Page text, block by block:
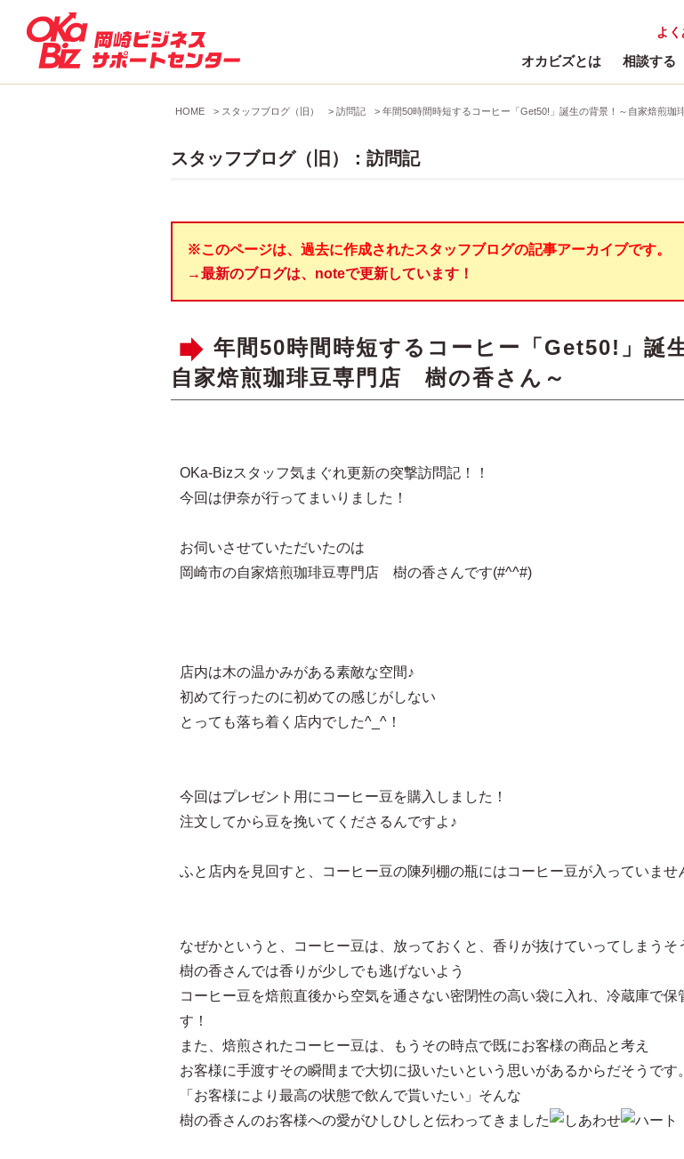
よ
オカビズとは 相談する
HOME > スタッフブログ（旧） > 訪問記 > 年間50時間時短するコーヒー「Get50!」誕生の背景！～自家焙煎
スタッフブログ（旧）：訪問記
※このページは、過去に作成されたスタッフブログの記事アーカイブです。
→最新のブログは、noteで更新しています！
年間50時間時短するコーヒー「Get50!」誕
自家焙煎珈琲豆専門店 樹の香さん～
OKa-Bizスタッフ気まぐれ更新の突撃訪問記！！
今回は伊奈が行ってまいりました！
お伺いさせていただいたのは
岡崎市の自家焙煎珈琲豆専門店 樹の香さんです(#^^#)
店内は木の温かみがある素敵な空間♪
初めて行ったのに初めての感じがしない
とっても落ち着く店内でした^_^！
今回はプレゼント用にコーヒー豆を購入しました！
注文してから豆を挽いてくださるんですよ♪
ふと店内を見回すと、コーヒー豆の陳列棚の瓶にはコーヒー豆が入っていませ
なぜかというと、コーヒー豆は、放っておくと、香りが抜けていってしまうそ
樹の香さんでは香りが少しでも逃げないよう
コーヒー豆を焙煎直後から空気を通さない密閉性の高い袋に入れ、冷蔵庫で保
す！
また、焙煎されたコーヒー豆は、もうその時点で既にお客様の商品と考え
お客様に手渡すその瞬間まで大切に扱いたいという思いがあるからだそうです。
「お客様により最高の状態で飲んで貰いたい」そんな
樹の香さんのお客様への愛がひしひしと伝わってきました